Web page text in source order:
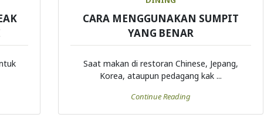
CARA MENGGUNAKAN SUMPIT
YANG BENAR
Saat makan di restoran Chinese, Jepang,
Korea, ataupun pedagang kak ...
Continue Reading